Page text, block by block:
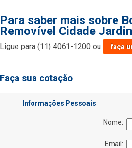
Para saber mais sobre
Removível Cidade
Ligue para(11) 4061-1200 ou faça
Faça sua cotação
Informações Pessoais
Nome:
Email: